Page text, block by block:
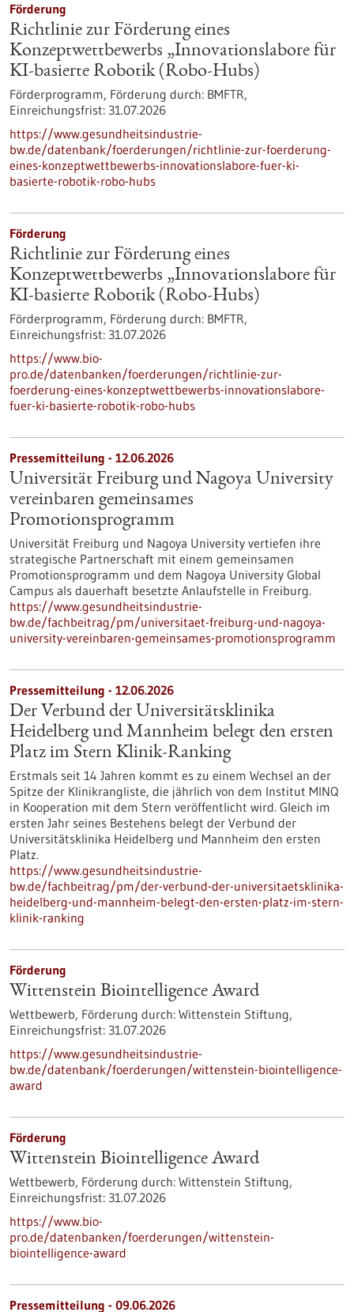
Förderung
Richtlinie zur Förderung eines
Konzeptwettbewerbs „Innovationslabore für
KI-basierte Robotik (Robo-Hubs)
Förderprogramm, Förderung durch: BMFTR,
Einreichungsfrist: 31.07.2026
https://www.gesundheitsindustrie-
bw.de/datenbank/foerderungen/richtlinie-zur-foerderung-
eines-konzeptwettbewerbs-innovationslabore-fuer-ki-
basierte-robotik-robo-hubs
Förderung
Richtlinie zur Förderung eines
Konzeptwettbewerbs „Innovationslabore für
KI-basierte Robotik (Robo-Hubs)
Förderprogramm, Förderung durch: BMFTR,
Einreichungsfrist: 31.07.2026
https://www.bio-
pro.de/datenbanken/foerderungen/richtlinie-zur-
foerderung-eines-konzeptwettbewerbs-innovationslabore-
fuer-ki-basierte-robotik-robo-hubs
Pressemitteilung - 12.06.2026
Universität Freiburg und Nagoya University
vereinbaren gemeinsames
Promotionsprogramm
Universität Freiburg und Nagoya University vertiefen ihre
strategische Partnerschaft mit einem gemeinsamen
Promotionsprogramm und dem Nagoya University Global
Campus als dauerhaft besetzte Anlaufstelle in Freiburg.
https://www.gesundheitsindustrie-
bw.de/fachbeitrag/pm/universitaet-freiburg-und-nagoya-
university-vereinbaren-gemeinsames-promotionsprogramm
Pressemitteilung - 12.06.2026
Der Verbund der Universitätsklinika
Heidelberg und Mannheim belegt den ersten
Platz im Stern Klinik-Ranking
Erstmals seit 14 Jahren kommt es zu einem Wechsel an der
Spitze der Klinikrangliste, die jährlich von dem Institut MINQ
in Kooperation mit dem Stern veröffentlicht wird. Gleich im
ersten Jahr seines Bestehens belegt der Verbund der
Universitätsklinika Heidelberg und Mannheim den ersten
Platz.
https://www.gesundheitsindustrie-
bw.de/fachbeitrag/pm/der-verbund-der-universitaetsklinika-
heidelberg-und-mannheim-belegt-den-ersten-platz-im-stern-
klinik-ranking
Förderung
Wittenstein Biointelligence Award
Wettbewerb, Förderung durch: Wittenstein Stiftung,
Einreichungsfrist: 31.07.2026
https://www.gesundheitsindustrie-
bw.de/datenbank/foerderungen/wittenstein-biointelligence-
award
Förderung
Wittenstein Biointelligence Award
Wettbewerb, Förderung durch: Wittenstein Stiftung,
Einreichungsfrist: 31.07.2026
https://www.bio-
pro.de/datenbanken/foerderungen/wittenstein-
biointelligence-award
Pressemitteilung - 09.06.2026